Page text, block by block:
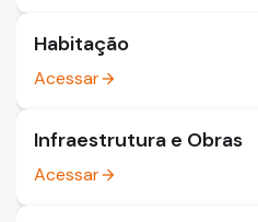
Habitação
Acessararrow_forward
Infraestrutura e Obras
Acessararrow_forward